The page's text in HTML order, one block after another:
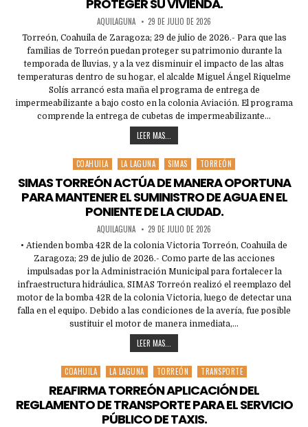
PROTEGER SU VIVIENDA.
AQUILAGUNA 29 DE JULIO DE 2026
Torreón, Coahuila de Zaragoza; 29 de julio de 2026.- Para que las
familias de Torreón puedan proteger su patrimonio durante la
temporada de lluvias, y a la vez disminuir el impacto de las altas
temperaturas dentro de su hogar, el alcalde Miguel Ángel Riquelme
Solís arrancó esta maña el programa de entrega de
impermeabilizante a bajo costo en la colonia Aviación. El programa
comprende la entrega de cubetas de impermeabilizante…
LEER MAS...
Posted
in
COAHUILA LA LAGUNA SIMAS TORREÓN
SIMAS TORREÓN ACTÚA DE MANERA OPORTUNA
PARA MANTENER EL SUMINISTRO DE AGUA EN EL
PONIENTE DE LA CIUDAD.
AQUILAGUNA 29 DE JULIO DE 2026
• Atienden bomba 42R de la colonia Victoria Torreón, Coahuila de
Zaragoza; 29 de julio de 2026.- Como parte de las acciones
impulsadas por la Administración Municipal para fortalecer la
infraestructura hidráulica, SIMAS Torreón realizó el reemplazo del
motor de la bomba 42R de la colonia Victoria, luego de detectar una
falla en el equipo. Debido a las condiciones de la avería, fue posible
sustituir el motor de manera inmediata,…
LEER MAS...
Posted
in
COAHUILA LA LAGUNA TORREÓN TRANSPORTE
REAFIRMA TORREÓN APLICACIÓN DEL
REGLAMENTO DE TRANSPORTE PARA EL SERVICIO
PÚBLICO DE TAXIS.